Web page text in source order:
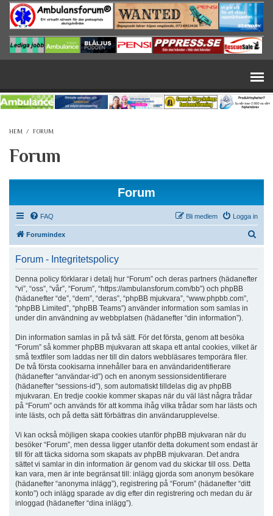
Hoppa till huvudinnehåll
HEM / FORUM
Forum